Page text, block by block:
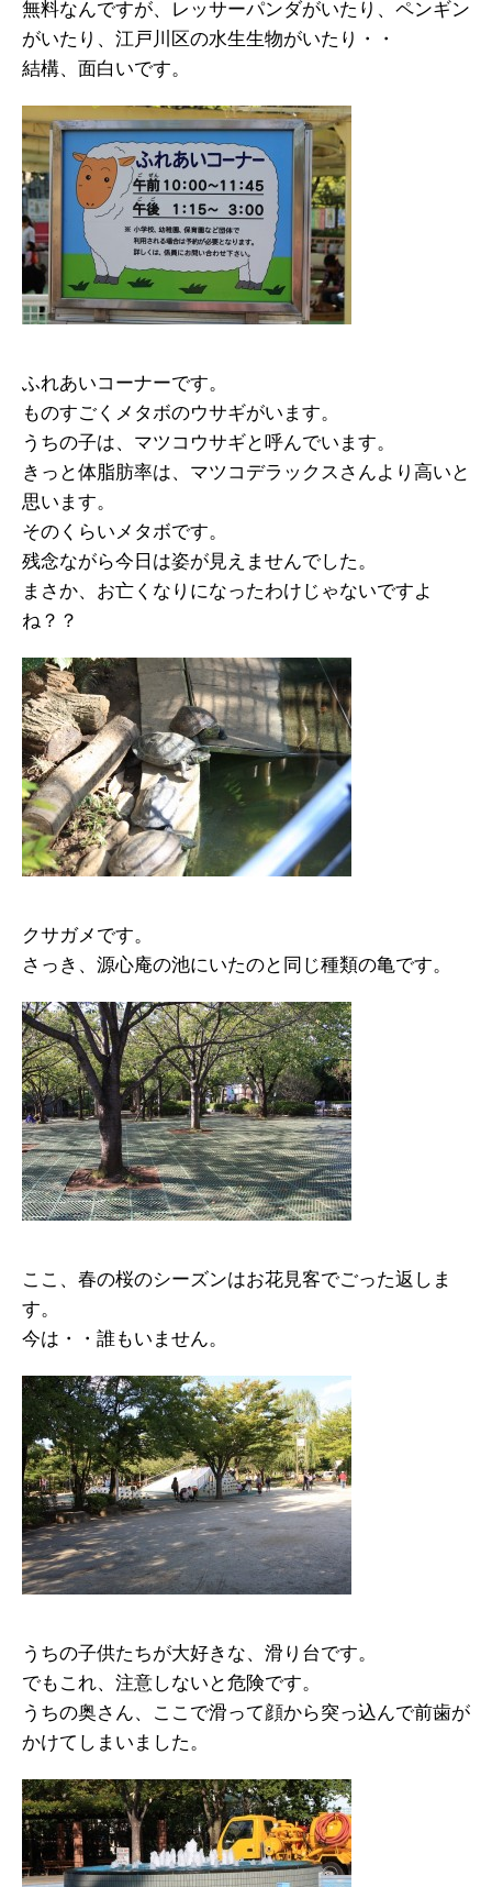
無料なんですが、レッサーパンダがいたり、ペンギン
がいたり、江戸川区の水生生物がいたり・・
結構、面白いです。
ふれあいコーナーです。
ものすごくメタボのウサギがいます。
うちの子は、マツコウサギと呼んでいます。
きっと体脂肪率は、マツコデラックスさんより高いと
思います。
そのくらいメタボです。
残念ながら今日は姿が見えませんでした。
まさか、お亡くなりになったわけじゃないですよ
ね？？
クサガメです。
さっき、源心庵の池にいたのと同じ種類の亀です。
ここ、春の桜のシーズンはお花見客でごった返しま
す。
今は・・誰もいません。
うちの子供たちが大好きな、滑り台です。
でもこれ、注意しないと危険です。
うちの奥さん、ここで滑って顔から突っ込んで前歯が
かけてしまいました。